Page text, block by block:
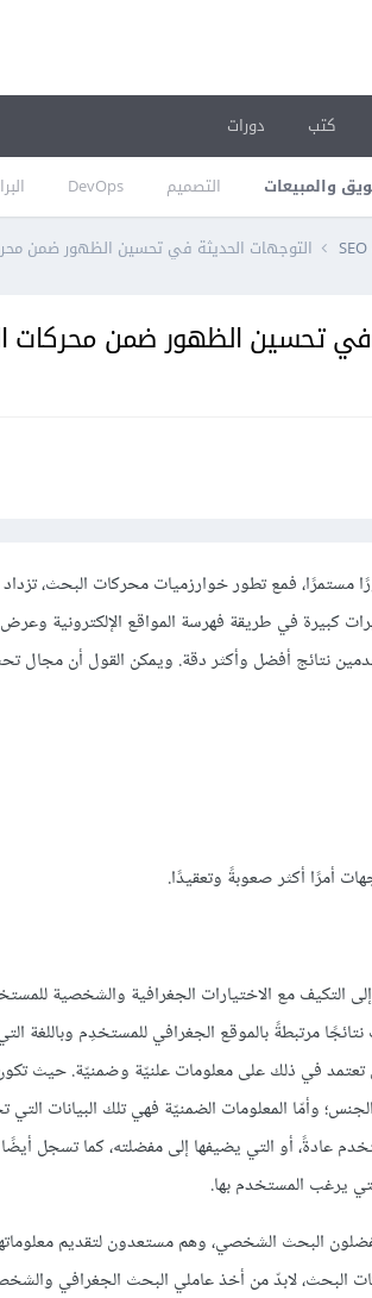
والمبيعات التصميم DevOps
كتب دورات
التوجهات الحديثة في تحسين الظهور ضمن
في تحسين الظهور ضمن محركات
فمع تطور خوارزميات محركات البحث، تزداد
كبيرة في طريقة فهرسة المواقع الإلكترونية
نتائج أفضل وأكثر دقة. ويمكن القول أن
أمرًا أكثر صعوبةً وتعقيدًا.
مع الاختيارات الجغرافية والشخصية
مرتبطةً بالموقع الجغرافي للمستخدِم وباللغة
في ذلك على معلومات علنيّة وضمنيّة. حيث
وأمّا المعلومات الضمنيّة فهي تلك البيانات
يرغب المستخدم بها.
البحث الشخصي، وهم مستعدون لتقديم
البحث، لابدّ من أخذ عاملي البحث الجغرافي